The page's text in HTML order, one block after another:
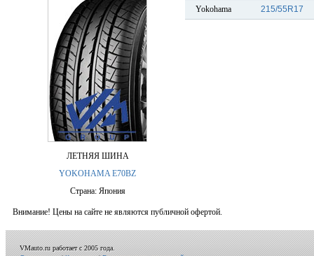
ЛЕТНЯЯ ШИНА
YOKOHAMA E70BZ
Страна: Япония
Yokohama
215/55R17
Внимание! Цены на сайте не являются публичной офертой.
VMauto.ru работает с 2005 года.